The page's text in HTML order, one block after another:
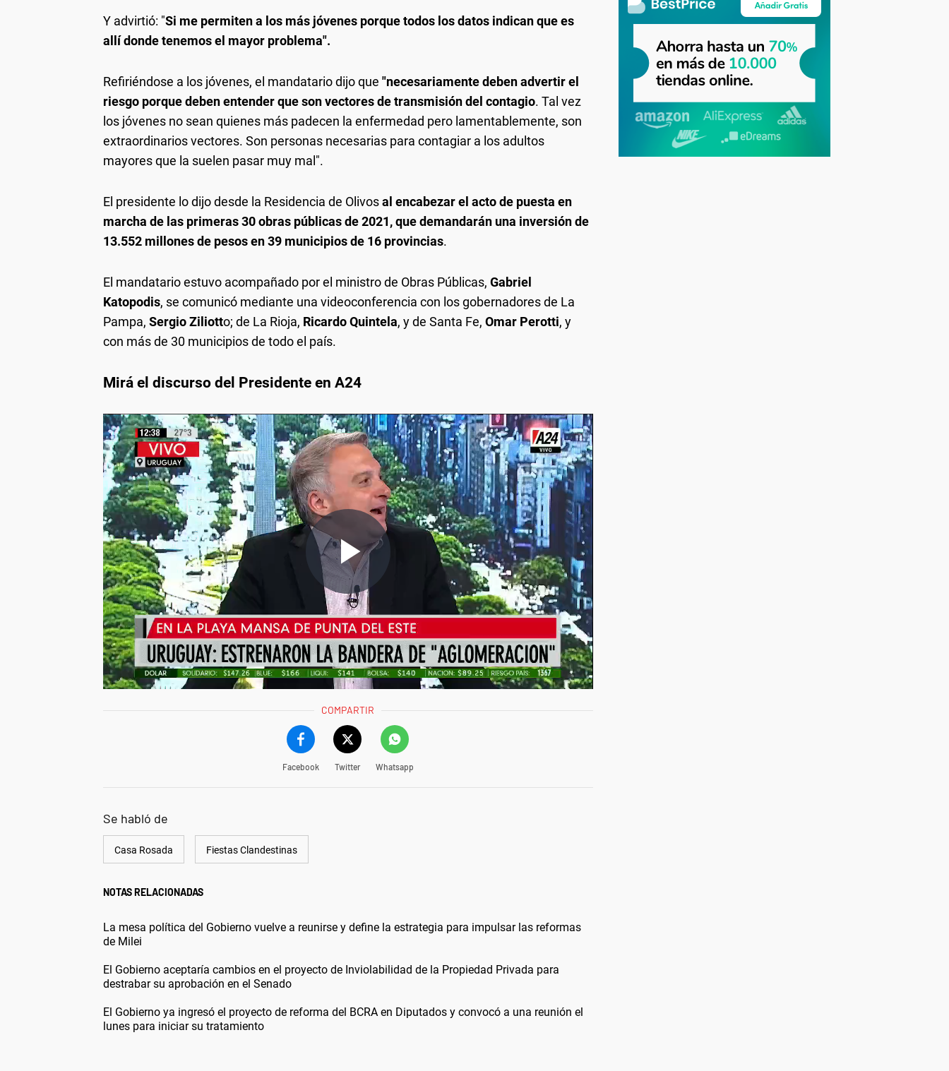
Y advirtió: "Si me permiten a los más jóvenes porque todos los datos indican que es
allí donde tenemos el mayor problema".
Refiriéndose a los jóvenes, el mandatario dijo que "necesariamente deben advertir el
riesgo porque deben entender que son vectores de transmisión del contagio. Tal vez
los jóvenes no sean quienes más padecen la enfermedad pero lamentablemente, son
extraordinarios vectores. Son personas necesarias para contagiar a los adultos
mayores que la suelen pasar muy mal".
El presidente lo dijo desde la Residencia de Olivosal encabezar el acto de puesta en
marcha de las primeras 30 obras públicas de 2021, que demandarán una inversión de
13.552 millones de pesos en 39 municipios de 16 provincias.
El mandatario estuvo acompañado por el ministro de Obras Públicas, Gabriel
Katopodis, se comunicó mediante una videoconferencia con los gobernadores de La
Pampa, Sergio Ziliotto; de La Rioja, Ricardo Quintela, y de Santa Fe, Omar Perotti, y
con más de 30 municipios de todo el país.
Mirá el discurso del Presidente en A24
COMPARTIR
Facebook Twitter Whatsapp
Se habló de
Casa Rosada Fiestas Clandestinas
NOTAS RELACIONADAS
La mesa política del Gobierno vuelve a reunirse y define la estrategia para impulsar las reformas
de Milei
El Gobierno aceptaría cambios en el proyecto de Inviolabilidad de la Propiedad Privada para
destrabar su aprobación en el Senado
El Gobierno ya ingresó el proyecto de reforma del BCRA en Diputados y convocó a una reunión el
lunes para iniciar su tratamiento